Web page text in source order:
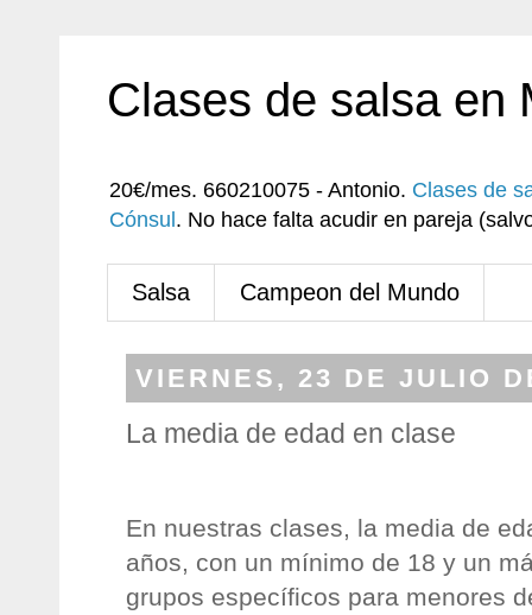
Clases de salsa en
20€/mes. 660210075 - Antonio. Clases de
Cónsul . No hace falta acudir en pareja
Salsa Campeon del Mundo
VIERNES, 23 DE JULIO
La media de edad en clase
En nuestras clases, la media de
años, con un mínimo de 18 y un
grupos específicos para menores